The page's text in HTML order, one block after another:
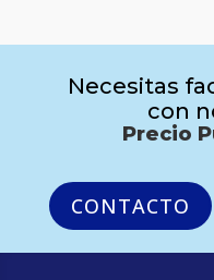
Necesitas
con
Precio
CONTACTO